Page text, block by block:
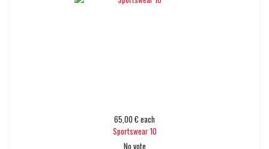
65,00 € each
Sportswear 10
No vote